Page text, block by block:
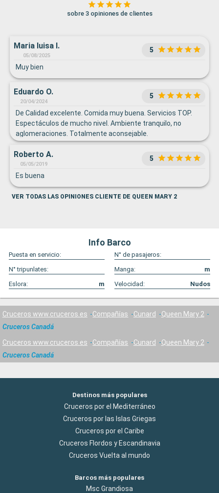
sobre 3 opiniones de clientes
Maria luisa I.
05/08/2025
5
Muy bien
Eduardo O.
20/04/2024
5
De Calidad excelente. Comida muy buena. Servicios TOP.
Espectáculos de mucho nivel. Ambiente tranquilo, no
aglomeraciones. Totalmente aconsejable.
Roberto A.
05/05/2019
5
Es buena
VER TODAS LAS OPINIONES CLIENTE DE QUEEN MARY 2
Info Barco
Puesta en servicio:
N° de pasajeros:
N° tripunlates:
Manga:
m
Eslora:
m Velocidad: Nudos
Cruceros www.cruceros.es Compañías Cunard
Queen Mary 2
Cruceros Canadá
Cruceros www.cruceros.es Compañías Cunard
Queen Mary 2
Cruceros Canadá
Destinos más populares
Cruceros por el Mediterráneo
Cruceros por las Islas Griegas
Cruceros por el Caribe
Cruceros Flordos y Escandinavia
Cruceros Vuelta al mundo
Barcos más populares
Msc Grandiosa